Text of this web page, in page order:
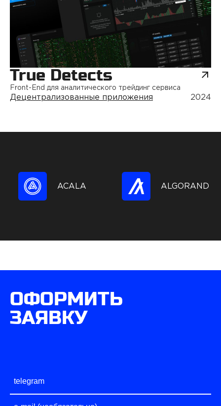
True Detects
Front-End для аналитического трейдинг сервиса
Децентрализованные приложения 2024
ACALA ALGORAND
ОФОРМИТЬ
ЗАЯВКУ